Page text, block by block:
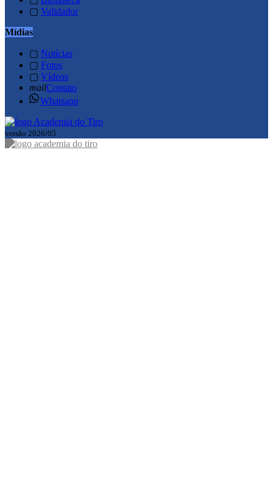
▢ Validador
Mídias
▢ Notícias
▢ Fotos
▢ Vídeos
mailContato
Whatsapp
versão 2026/05